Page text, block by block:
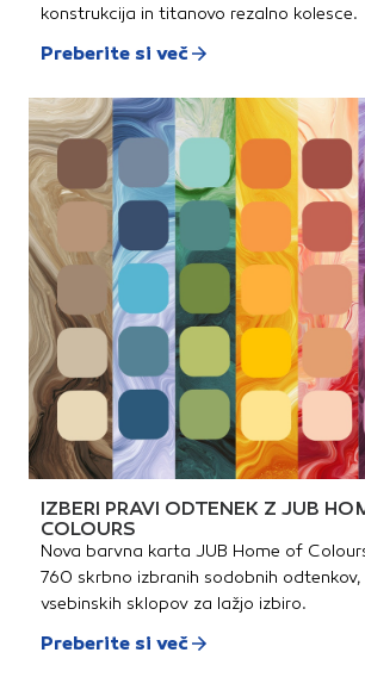
konstrukcija in titanovo rezalno kolesce.
Preberite si več
IZBERI PRAVI ODTENEK Z JUB
COLOURS
Nova barvna karta JUB Home of
760 skrbno izbranih sodobnih odtenkov,
vsebinskih sklopov za lažjo izbiro.
Preberite si več